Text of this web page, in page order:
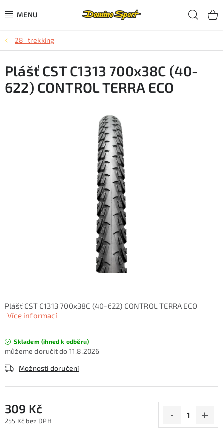
na
CYKLISTIKA
SJEZDOVÉ LYŽOVÁNÍ
SKIALPOVÉ LYŽOVÁNÍ
28" trekking
Plášť CST C1313 700x38C (40-622) CONTROL TERRA ECO
Více informací
Skladem (ihned k odběru)
11.8.2026
Možnosti doručení
309 Kč
255 Kč bez DPH
Plášť CST C1313 700x38C (40-
622) CONTROL TERRA ECO